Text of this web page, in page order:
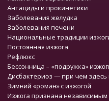
Антациды и прокинетики
Заболевания желудка
Заболевания печени
Национальные традиции
Постоянная изжога
Рефлюкс
Бессонница – «подружка»
Дисбактериоз — при чем здесь
Зимний «роман» с изжогой
Изжога признана